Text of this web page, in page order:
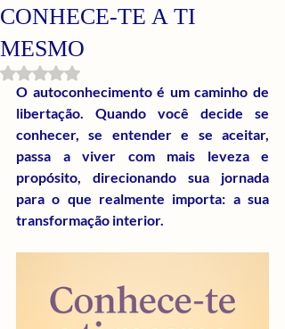
CONHECE-TE A TI
MESMO
Avaliado com NaN de 5 estrelas.
O autoconhecimento é um caminho de
libertação. Quando você decide se
conhecer, se entender e se aceitar,
passa a viver com mais leveza e
propósito, direcionando sua jornada
para o que realmente importa: a sua
transformação interior.